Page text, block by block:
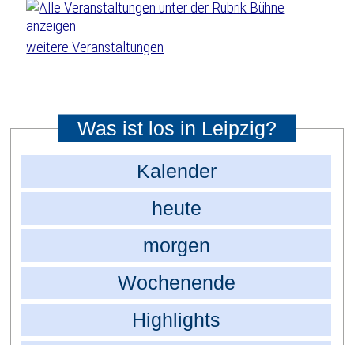
weitere Veranstaltungen
Was ist los in Leipzig?
Kalender
heute
morgen
Wochenende
Highlights